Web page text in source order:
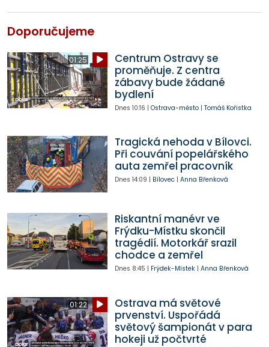
Doporučujeme
01:25
Centrum Ostravy se
proměňuje. Z centra
zábavy bude žádané
bydlení
Dnes 10:16 | Ostrava-město| Tomáš Kořistka
Tragická nehoda v Bílovci.
Při couvání popelářského
auta zemřel pracovník
Dnes 14:09 | Bílovec| Anna Břenková
Riskantní manévr ve
Frýdku-Místku skončil
tragédií. Motorkář srazil
chodce a zemřel
Dnes 8:45 | Frýdek-Místek| Anna Břenková
01:22
Ostrava má světové
prvenství. Uspořádá
světový šampionát v para
hokeji už počtvrté